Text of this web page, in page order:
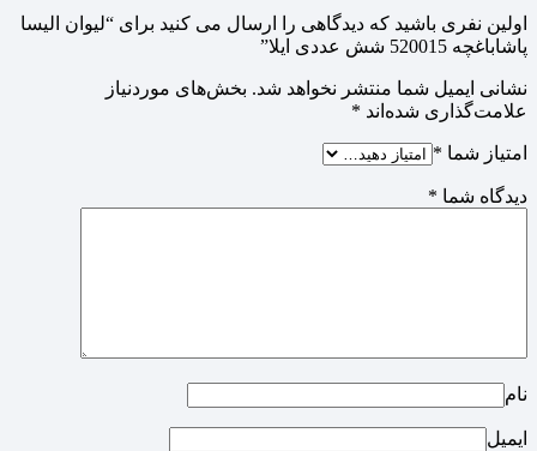
اولین نفری باشید که دیدگاهی را ارسال می کنید برای “لیوان الیسا
پاشاباغچه 520015 شش عددی ایلا”
نشانی ایمیل شما منتشر نخواهد شد. بخش‌های موردنیاز
علامت‌گذاری شده‌اند *
امتیاز شما *
دیدگاه شما *
نام
ایمیل